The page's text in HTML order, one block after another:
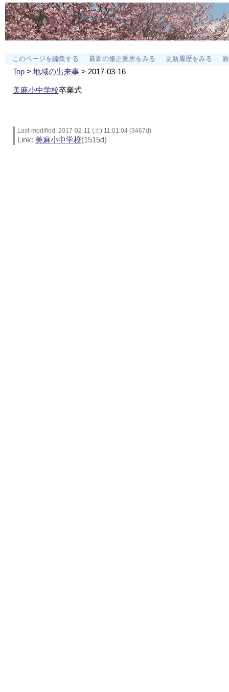
このページを編集する 最新の修正箇所をみる 更新履歴をみる
Top> 地域の出来事> 2017-03-16
美麻小中学校卒業式
Last-modified: 2017-02-11 (土) 11:01:04 (3467d)
Link: 美麻小中学校(1515d)